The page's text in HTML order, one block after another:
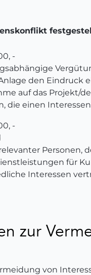
-
den Eindruck
auf das Projekt/
die einen
-
Personen,
für
Interessen
zur
von